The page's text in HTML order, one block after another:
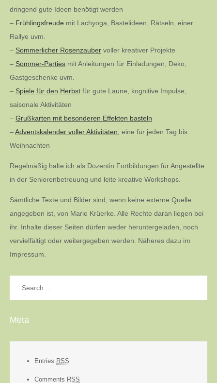
dringend gute Ideen benötigt werden
– Frühlingsfreude mit Lachyoga, Bastelideen, Rätseln, einer
Rallye uvm.
– Sommerlicher Rosenzauber voller kreativer Projekte
– Sommer-Parties mit Anleitungen für Einladungen, Deko,
Gastgeschenke uvm.
– Spiele für den Herbst für gute Laune, kognitive Impulse,
saisonale Aktivitäten
– Grußkarten mit besonderen Effekten basteln
–Adventskalender voller Aktivitäten, eine für jeden Tag bis
Weihnachten
Regelmäßig halte ich als Dozentin Fortbildungen für Angestellte
in der Seniorenbetreuung und leite kreative Workshops.
Sämtliche Texte und Bilder sind, wenn keine externe Quelle
angegeben ist, von Marie Krüerke. Alle Rechte daran liegen bei
ihr. Inhalte dieser Seiten dürfen weder heruntergeladen, noch
vervielfältigt oder weitergegeben werden. Näheres dazu im
Impressum.
Meta
Entries RSS
Comments RSS